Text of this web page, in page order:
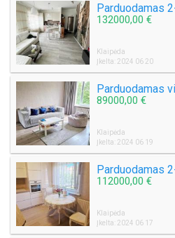
132000,00 €
Klaipėda
Įkelta: 2024 06 20
89000,00 €
Klaipėda
Įkelta: 2024 06 19
112000,00 €
Klaipėda
Įkelta: 2024 06 17